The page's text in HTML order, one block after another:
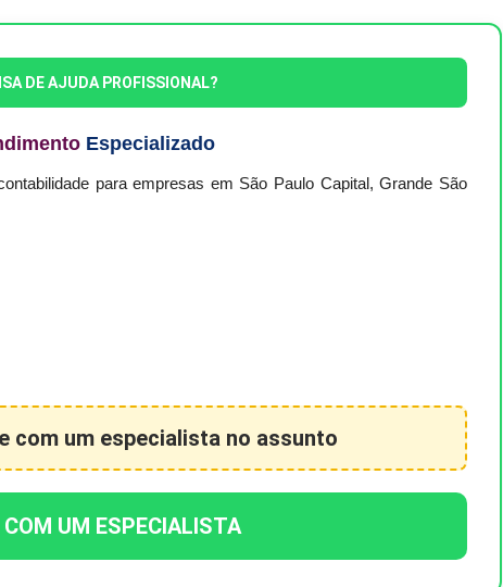
DE AJUDA PROFISSIONAL?
Especializado
para empresas em São Paulo Capital, Grande São
com um especialista no assunto
COM UM ESPECIALISTA